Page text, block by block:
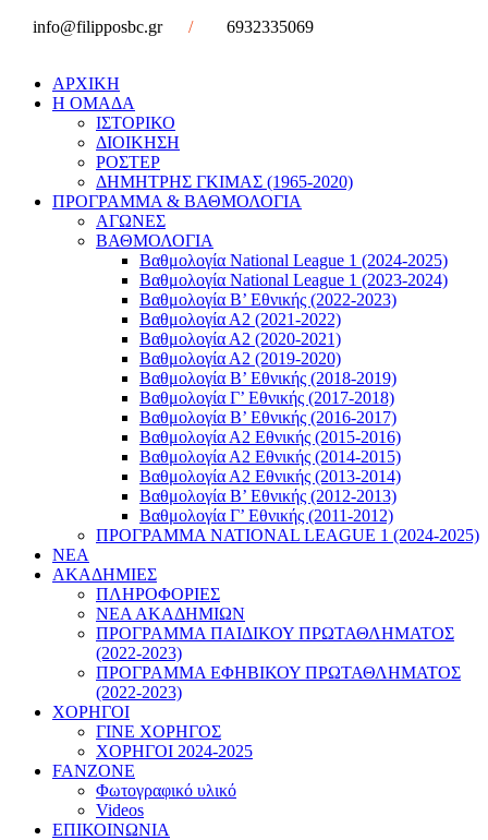
info@filipposbc.gr
/ 6932335069
ΑΡΧΙΚΗ
Η ΟΜΑΔΑ
ΙΣΤΟΡΙΚΟ
ΔΙΟΙΚΗΣΗ
ΡΟΣΤΕΡ
ΔΗΜΗΤΡΗΣ ΓΚΙΜΑΣ (1965-2020)
ΠΡΟΓΡΑΜΜΑ & ΒΑΘΜΟΛΟΓΙΑ
ΑΓΩΝΕΣ
ΒΑΘΜΟΛΟΓΙΑ
Βαθμολογία National League 1 (2024-2025)
Βαθμολογία National League 1 (2023-2024)
Βαθμολογία Β’ Εθνικής (2022-2023)
Βαθμολογία Α2 (2021-2022)
Βαθμολογία Α2 (2020-2021)
Βαθμολογία Α2 (2019-2020)
Βαθμολογία B’ Εθνικής (2018-2019)
Βαθμολογία Γ’ Εθνικής (2017-2018)
Βαθμολογία Β’ Εθνικής (2016-2017)
Βαθμολογία Α2 Εθνικής (2015-2016)
Βαθμολογία Α2 Εθνικής (2014-2015)
Βαθμολογία Α2 Εθνικής (2013-2014)
Βαθμολογία Β’ Εθνικής (2012-2013)
Βαθμολογία Γ’ Εθνικής (2011-2012)
ΠΡΟΓΡΑΜΜΑ NATIONAL LEAGUE 1 (2024-2025)
ΝΕΑ
ΑΚΑΔΗΜΙΕΣ
ΠΛΗΡΟΦΟΡΙΕΣ
ΝΕΑ ΑΚΑΔΗΜΙΩΝ
ΠΡΟΓΡΑΜΜΑ ΠΑΙΔΙΚΟΥ ΠΡΩΤΑΘΛΗΜΑΤΟΣ
(2022-2023)
ΠΡΟΓΡΑΜΜΑ ΕΦΗΒΙΚΟΥ ΠΡΩΤΑΘΛΗΜΑΤΟΣ
(2022-2023)
ΧΟΡΗΓΟΙ
ΓΙΝΕ ΧΟΡΗΓΟΣ
ΧΟΡΗΓΟΙ 2024-2025
FANZONE
Φωτογραφικό υλικό
Videos
ΕΠΙΚΟΙΝΩΝΙΑ